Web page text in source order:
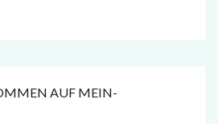
AUF MEIN-